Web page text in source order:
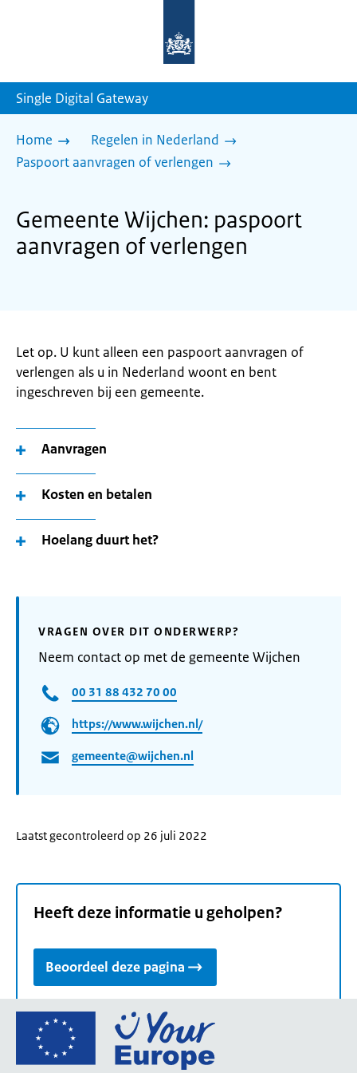
homepage
Single Digital Gateway
Home
Regelen in Nederland
Paspoort aanvragen of verlengen
Gemeente Wijchen: paspoort
aanvragen of verlengen
Let op. U kunt alleen een paspoort aanvragen of
verlengen als u in Nederland woont en bent
ingeschreven bij een gemeente.
Aanvragen
Kosten en betalen
Hoelang duurt het?
VRAGEN OVER DIT ONDERWERP?
Neem contact op met de gemeente Wijchen
00 31 88 432 70 00
https://www.wijchen.nl/
gemeente@wijchen.nl
Laatst gecontroleerd op 26 juli 2022
Heeft deze informatie u geholpen?
Beoordeel deze pagina
Ga
de